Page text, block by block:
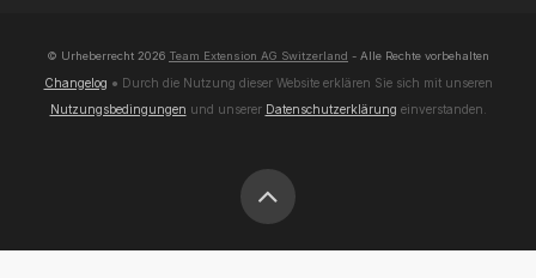
© Urheberrecht 2026 Team Extension AG Switzerland - Alle Rechte vorbehalten
Changelog ● Durch die Nutzung dieser Website erklären Sie sich mit unseren
Nutzungsbedingungen und unserer Datenschutzerklärung einverstanden.